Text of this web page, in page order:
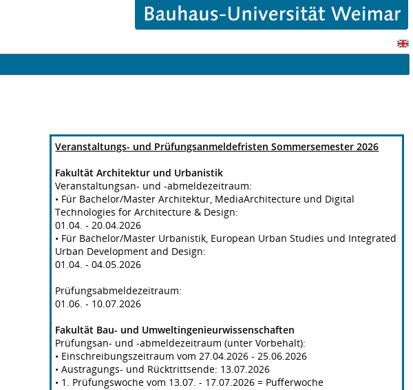
Veranstaltungs- und Prüfungsanmeldefristen Sommersemester 2026
Fakultät Architektur und Urbanistik
Veranstaltungsan- und -abmeldezeitraum:
• Für Bachelor/Master Architektur, MediaArchitecture und Digital
Technologies for Architecture & Design:
01.04. - 20.04.2026
• Für Bachelor/Master Urbanistik, European Urban Studies und Integrated
Urban Development and Design:
01.04. - 04.05.2026
Prüfungsabmeldezeitraum:
01.06. - 10.07.2026
Fakultät Bau- und Umweltingenieurwissenschaften
Prüfungsan- und -abmeldezeitraum (unter Vorbehalt):
• Einschreibungszeitraum vom 27.04.2026 - 25.06.2026
• Austragungs- und Rücktrittsende: 13.07.2026
• 1. Prüfungswoche vom 13.07. - 17.07.2026 = Pufferwoche